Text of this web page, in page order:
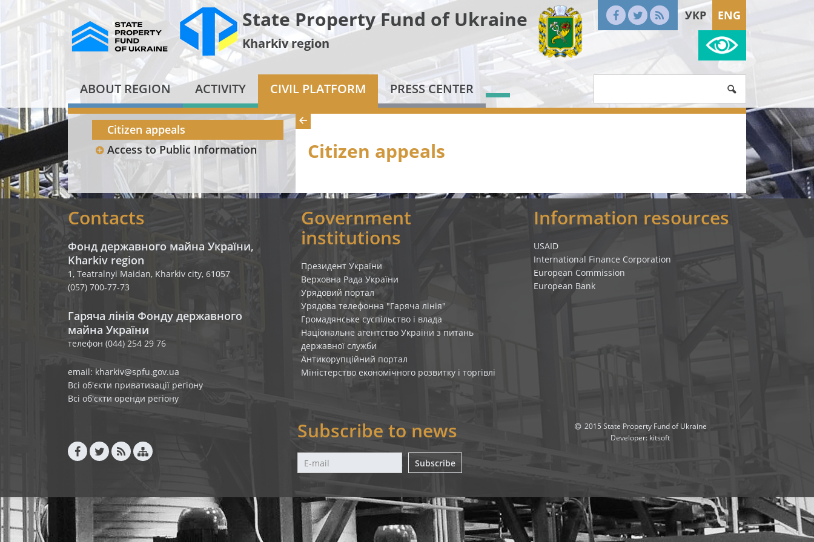
State Property Fund of Ukraine
Kharkiv region
УКР ENG
ABOUT REGION ACTIVITY CIVIL PLATFORM PRESS CENTER
Citizen appeals
Access to Public Information
Citizen appeals
Contacts
Фонд державного майна України,
Kharkiv region
1, Teatralnyi Maidan, Kharkiv city, 61057
(057) 700-77-73
Гаряча лінія Фонду державного
майна України
телефон (044) 254 29 76
email: kharkiv@spfu.gov.ua
Всі об'єкти приватизації регіону
Всі об'єкти оренди регіону
Government
institutions
Президент України
Верховна Рада України
Урядовий портал
Урядова телефонна "Гаряча лінія"
Громадянське суспільство і влада
Національне агентство України з питань
державної служби
Антикорупційний портал
Міністерство економічного розвитку і торгівлі
Information resources
USAID
International Finance Corporation
European Commission
European Bank
Subscribe to news
Subscribe
2015 State Property Fund of Ukraine
Developer: kitsoft